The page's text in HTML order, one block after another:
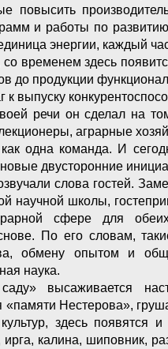
повысить
и работы по
энергии, каждый
временем здесь
до продукции
к выпуску
речи он сделал на
аграрные
одна команда. И
двусторонние
слова гостей.
научной школы,
сфере для
По его словам,
обмену опытом и
наука.
высаживается
«памяти Нестерова»,
здесь появятся
ирга, калина, шиповник,